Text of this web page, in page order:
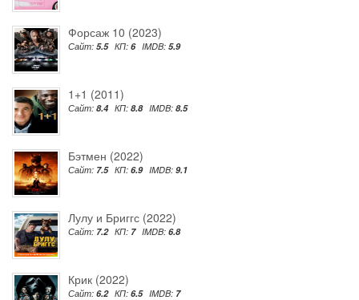
Форсаж 10 (2023)
Сайт: 5.5 КП: 6 IMDB: 5.9
1+1 (2011)
Сайт: 8.4 КП: 8.8 IMDB: 8.5
Бэтмен (2022)
Сайт: 7.5 КП: 6.9 IMDB: 9.1
Лулу и Бриггс (2022)
Сайт: 7.2 КП: 7 IMDB: 6.8
Крик (2022)
Сайт: 6.2 КП: 6.5 IMDB: 7